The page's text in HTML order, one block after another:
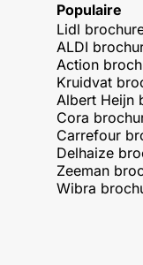
Populaire
Lidl
ALDI
Action
Kruidvat
Albert Heijn
Cora
Carrefour
Delhaize
Zeeman
Wibra